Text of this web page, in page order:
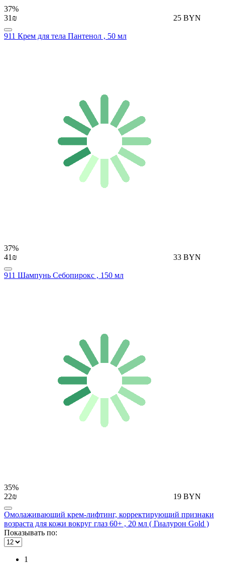
37%
31₪
25 BYN
911 Крем для тела Пантенол , 50 мл
37%
41₪
33 BYN
911 Шампунь Себопирокс , 150 мл
35%
22₪
19 BYN
Омолаживающий крем-лифтинг, корректирующий признаки
возраста для кожи вокруг глаз 60+ , 20 мл ( Гиалурон Gold )
Показывать по:
1